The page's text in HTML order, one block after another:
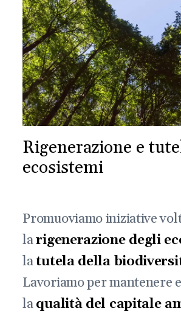
Rigenerazione e
ecosistemi
Promuoviamo iniziative
larigenerazione degli
latutela della
Lavoriamo per mantenere
laqualità del capitale